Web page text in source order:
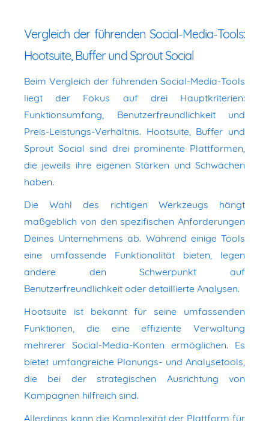
Vergleich der führenden Social-Media-Tools:
Hootsuite, Buffer und Sprout Social
Beim Vergleich der führenden Social-Media-Tools
liegt der Fokus auf drei Hauptkriterien:
Funktionsumfang, Benutzerfreundlichkeit und
Preis-Leistungs-Verhältnis. Hootsuite, Buffer und
Sprout Social sind drei prominente Plattformen,
die jeweils ihre eigenen Stärken und Schwächen
haben.
Die Wahl des richtigen Werkzeugs hängt
maßgeblich von den spezifischen Anforderungen
Deines Unternehmens ab. Während einige Tools
eine umfassende Funktionalität bieten, legen
andere den Schwerpunkt auf
Benutzerfreundlichkeit oder detaillierte Analysen.
Hootsuite ist bekannt für seine umfassenden
Funktionen, die eine effiziente Verwaltung
mehrerer Social-Media-Konten ermöglichen. Es
bietet umfangreiche Planungs- und Analysetools,
die bei der strategischen Ausrichtung von
Kampagnen hilfreich sind.
Allerdings kann die Komplexität der Plattform für